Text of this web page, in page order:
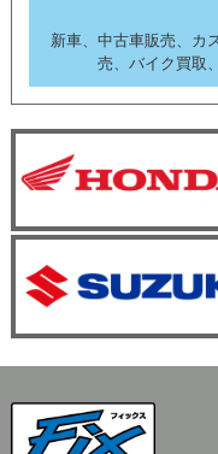
新車、中古車販売、カ
売、バイク買取